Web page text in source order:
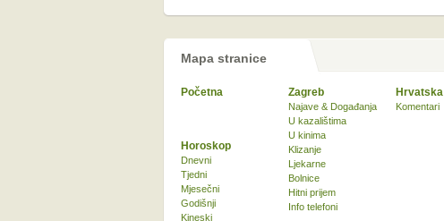
Mapa stranice
Početna Zagreb
Najave & Događanja
U kazalištima
U kinima
Klizanje
Ljekarne
Bolnice
Hitni prijem
Info telefoni
Hrvatska
Komentari
Horoskop
Dnevni
Tjedni
Mjesečni
Godišnji
Kineski